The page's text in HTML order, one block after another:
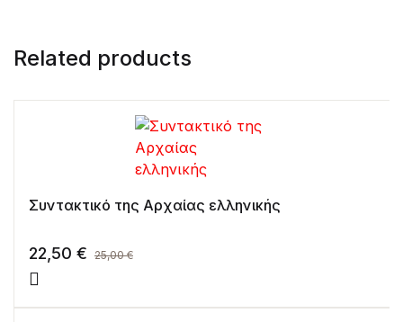
Related products
Συντακτικό της Αρχαίας ελληνικής
22,50 € 25,00€